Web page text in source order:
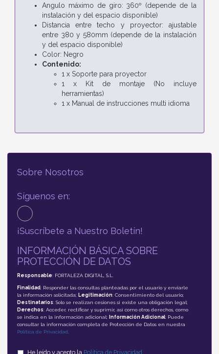
Angulo máximo de giro: 360º (depende de la
instalación y del espacio disponible)
Distancia entre techo y proyector: ajustable
entre 380 y 580mm (depende de la instalación
y del espacio disponible)
Color: Negro
Contenido:
1 x Soporte para proyector
1 x Kit de montaje (No incluye
herramientas)
1 x Manual de instrucciones multi idioma
Sobre Nosotros
Síguenos en:
¡Suscríbete a Nuestro Boletín!
INFORMACIÓN BÁSICA SOBRE
PROTECCIÓN DE DATOS
Responsable: FORTALEZA DIGITAL, S.L.
Finalidad: Responder las consultas planteadas por el usuario y enviarle
la información solicitada; Legitimación: Consentimiento del usuario;
Destinatarios: Solo se realizan cesiones si existe una obligación legal;
Derechos: Acceder, rectificar y suprimir, así como otros derechos, como
se indica en la información adicional;
Información Adicional: Puede
consultar la información completa de Protección de Datos en nuestra
Política de Privacidad
He leído y acepto la Política de Privacidad